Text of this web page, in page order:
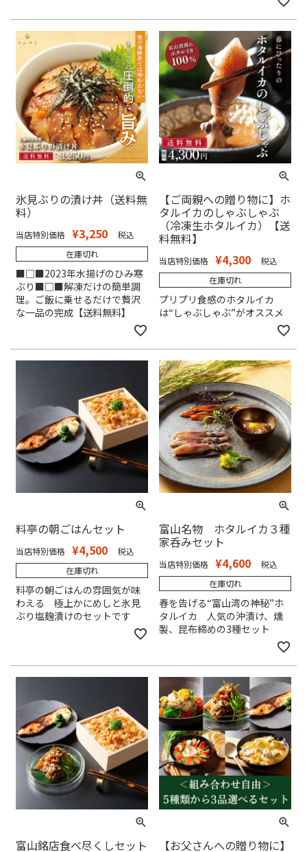
氷見ぶりの漬け丼（送料無
料）
当店特別価格 ¥3,250
税込
在庫切れ
■□■2023年水揚げのひみ寒
ぶり■□■解凍だけの簡単調
理。ご飯に乗せるだけで贅沢
な一品の完成【送料無料】
【ご両親への贈り物に】ホ
タルイカのしゃぶしゃぶ
（冷凍生ホタルイカ）【送
料無料】
当店特別価格 ¥4,300
税込
在庫切れ
プリプリ食感のホタルイカ
は“しゃぶしゃぶ”がオススメ
料亭の朝ごはんセット
当店特別価格 ¥4,500
税込
在庫切れ
料亭の朝ごはんの雰囲気が味
わえる 極上かにめしと氷見
ぶり塩麹漬けのセットです
富山名物 ホタルイカ３種
家呑みセット
当店特別価格 ¥4,600
税込
在庫切れ
春を告げる“富山湾の神秘”ホ
タルイカ 人気の沖漬け、燻
製、昆布締めの3種セット
富山銘店食べ尽くしセット 【お父さんへの贈り物に】